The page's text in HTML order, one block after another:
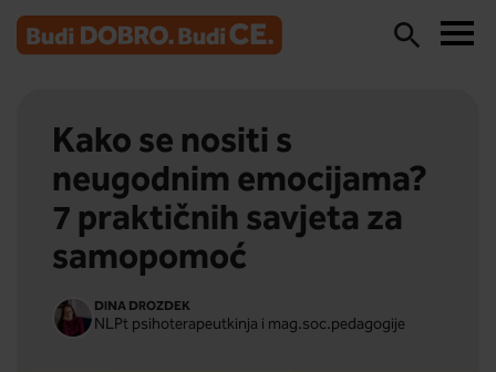
Kako se nositi s
neugodnim emocijama?
7 praktičnih savjeta za
samopomoć
DINA DROZDEK
NLPt psihoterapeutkinja i mag.soc.pedagogije